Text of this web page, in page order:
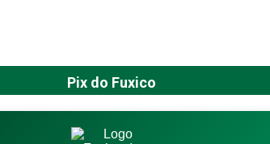
Pix do Fuxico